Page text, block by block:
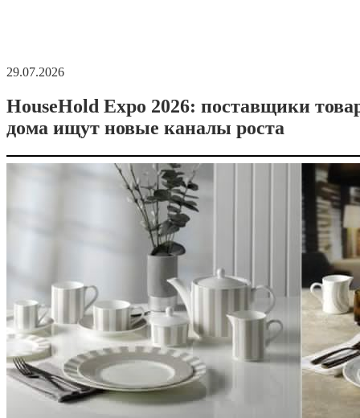
29.07.2026
HouseHold Expo 2026: поставщики
дома ищут новые каналы роста